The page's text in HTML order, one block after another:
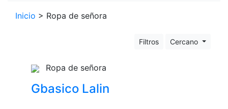
+
Inicio > Ropa de señora
Filtros Cercano
Ropa de señora
Gbasico Lalin